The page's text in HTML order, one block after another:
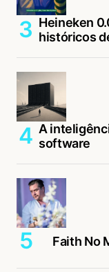
Heineken
históricos
A
software
Faith No